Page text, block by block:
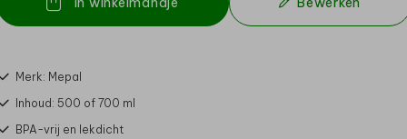
Merk: Mepal
Inhoud: 500 of 700 ml
BPA-vrij en lekdicht